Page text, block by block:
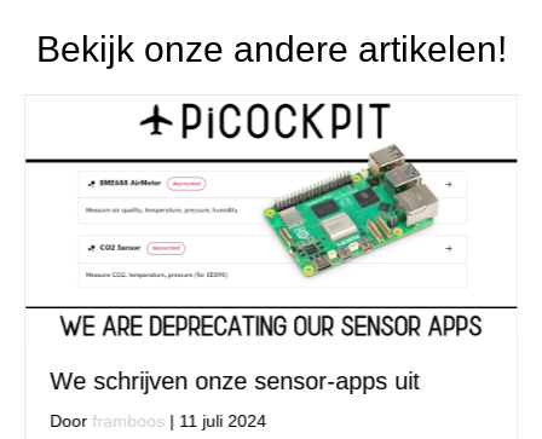
Bekijk onze andere artikelen!
We schrijven onze sensor-apps uit
Doorframboos | 11 juli 2024